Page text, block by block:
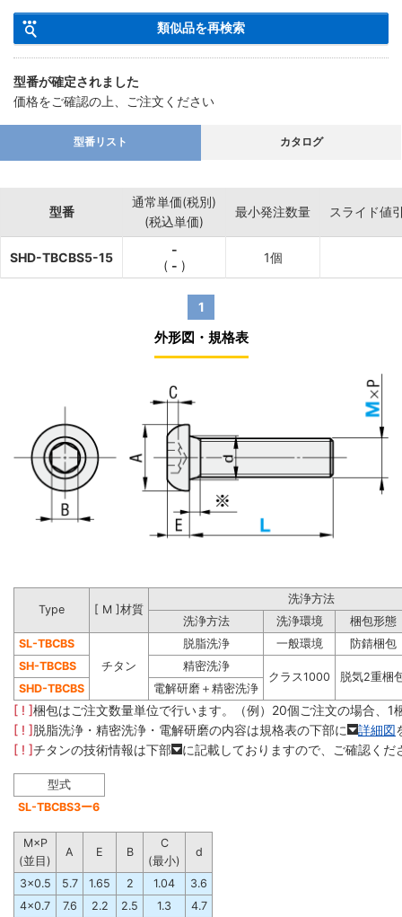
・六角穴付ボルトに比べ低頭なので、頭部を目立たせないチタン製
類似品を再検索
型番が確定されました
価格をご確認の上、ご注文ください
型番リスト カタログ
型番
通常単価(税別)
(税込単価)
最小発注数量 スライド値
SHD-TBCBS5-15
-
( - )
1個
1
外形図・規格表
Type [ M ]材質
洗浄方法
洗浄方法
洗浄環境
梱包形態
SL-TBCBS
チタン
脱脂洗浄 一般環境
防錆梱包
SH-TBCBS
精密洗浄
クラス1000
脱気2重梱
SHD-TBCBS
電解研磨＋精密洗浄
[ ! ]梱包はご注文数量単位で行います。（例）20個ご注文の場合、1
[ ! ]脱脂洗浄・精密洗浄・電解研磨の内容は規格表の下部に 詳細図
[ ! ]チタンの技術情報は下部 に記載しておりますので、ご確認くだ
型式
SL-TBCBS3ー6
M×P
(並目)
A E B
C
(最小)
d
3×0.5 5.7 1.65 2 1.04
3.6
4×0.7
7.6 2.2 2.5 1.3
4.7